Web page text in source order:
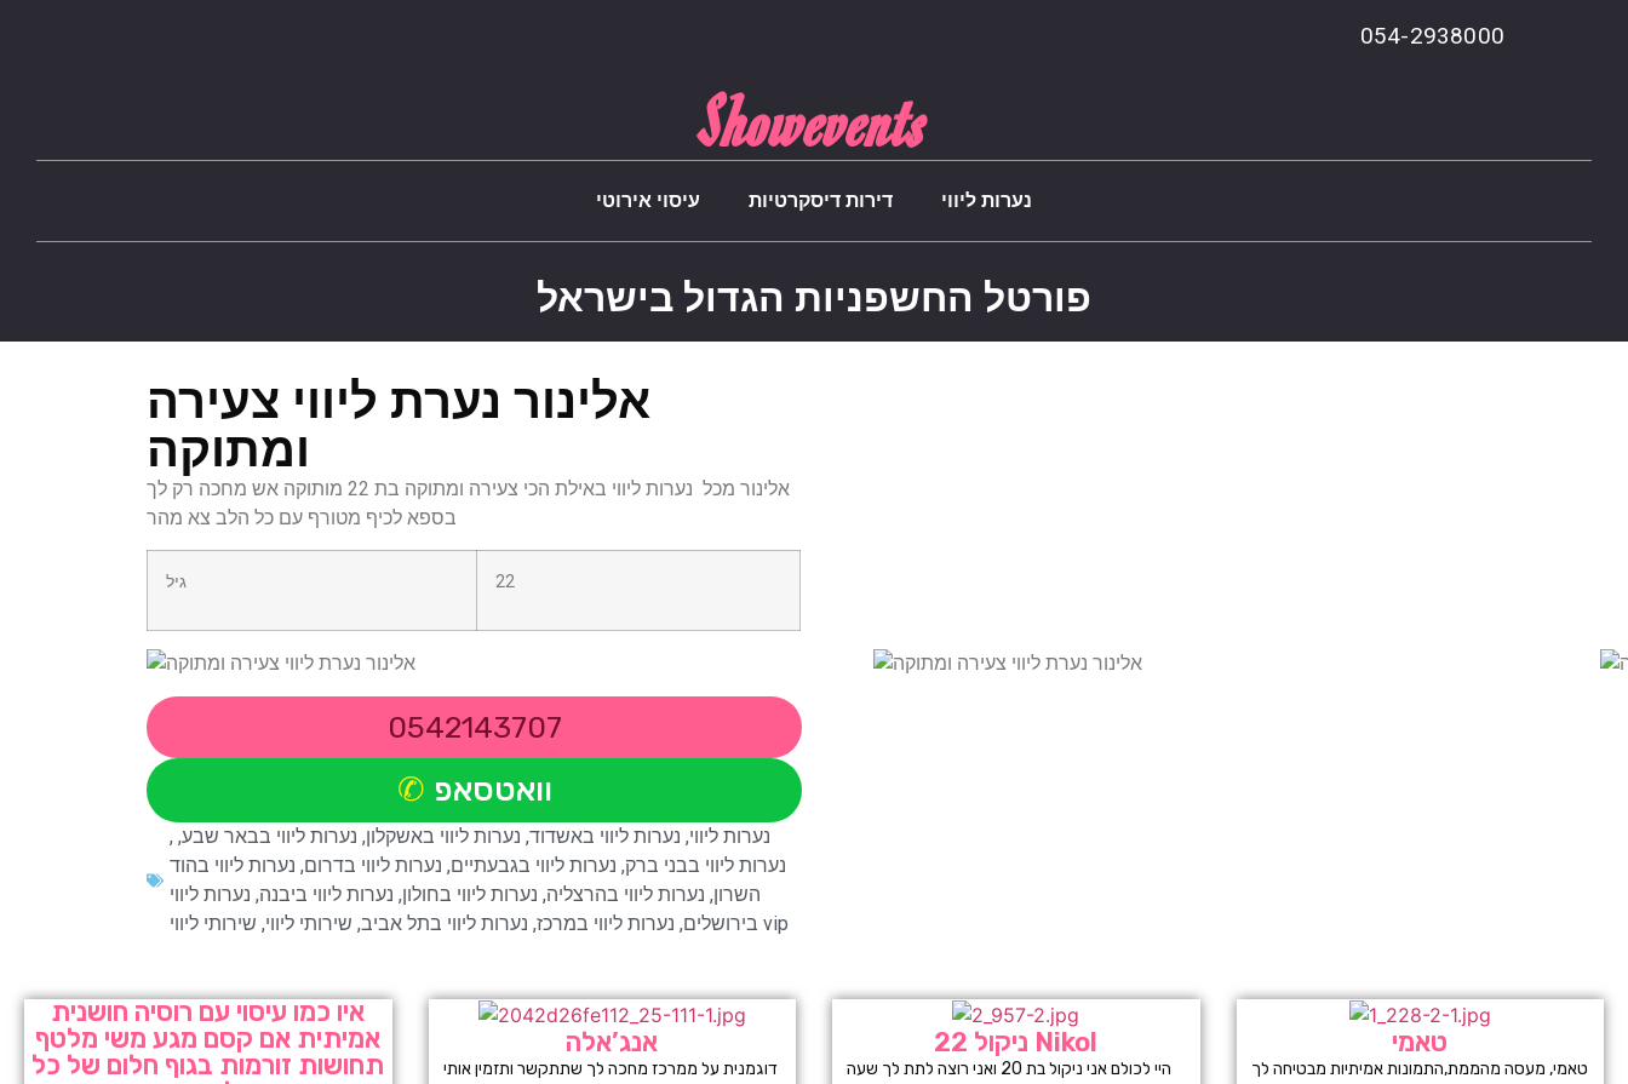
054-2938000
Showevents
עיסוי אירוטי דירות דיסקרטיות נערות ליווי
פורטל החשפניות הגדול בישראל
אלינור נערת ליווי צעירה
ומתוקה
אלינור מכל נערות ליווי באילת הכי צעירה ומתוקה בת 22 מותוקה אש מחכה רק לך
בספא לכיף מטורף עם כל הלב צא מהר
גיל 22
0542143707
וואטסאפ
, נערות ליווי, נערות ליווי באשדוד, נערות ליווי באשקלון, נערות ליווי בבאר שבע,
נערות ליווי בבני ברק, נערות ליווי בגבעתיים, נערות ליווי בדרום, נערות ליווי בהוד
השרון, נערות ליווי בהרצליה, נערות ליווי בחולון, נערות ליווי ביבנה, נערות ליווי
בירושלים, נערות ליווי במרכז, נערות ליווי בתל אביב, שירותי ליווי, שירותי ליווי vip
איו כמו עיסוי עם רוסיה חושנית
אמיתית אם קסם מגע משי מלטף
תחושות זורמות בגוף חלום של כל
אנג’אלה
דוגמנית על ממרכז מחכה לך שתתקשר ותזמין אותי
ניקול 22 Nikol
היי לכולם אני ניקול בת 20 ואני רוצה לתת לך שעה
טאמי
טאמי, מעסה מהממת,התמונות אמיתיות מבטיחה לך